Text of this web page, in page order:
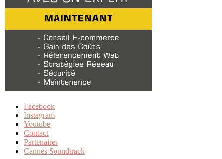
Facebook
Instagram
Youtube
Contact
Partenaires
Cannes Soundtrack